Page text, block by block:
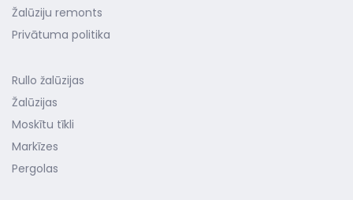
Žalūziju remonts
Privātuma politika
Rullo žalūzijas
Žalūzijas
Moskītu tīkli
Markīzes
Pergolas